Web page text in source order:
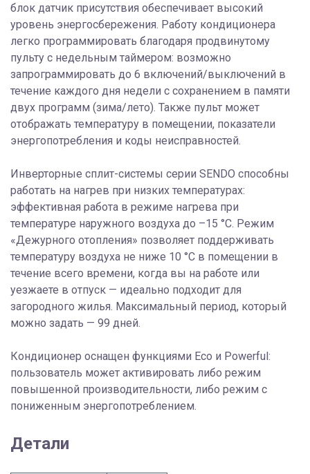
блок датчик присутствия обеспечивает высокий
уровень энергосбережения. Работу кондиционера
легко программировать благодаря продвинутому
пульту с недельным таймером: возможно
запрограммировать до 6 включений/выключений в
течение каждого дня недели с сохранением в памяти
двух программ (зима/лето). Также пульт может
отображать температуру в помещении, показатели
энергопотребления и коды неисправностей.
Инверторные сплит-системы серии SENDO способны
работать на нагрев при низких температурах:
эффективная работа в режиме нагрева при
температуре наружного воздуха до –15 °C. Режим
«Дежурного отопления» позволяет поддерживать
температуру воздуха не ниже 10 °C в помещении в
течение всего времени, когда вы на работе или
уезжаете в отпуск — идеально подходит для
загородного жилья. Максимальный период, который
можно задать — 99 дней.
Кондиционер оснащен функциями Eco и Powerful:
пользователь может активировать либо режим
повышенной производительности, либо режим с
пониженным энергопотреблением.
Детали